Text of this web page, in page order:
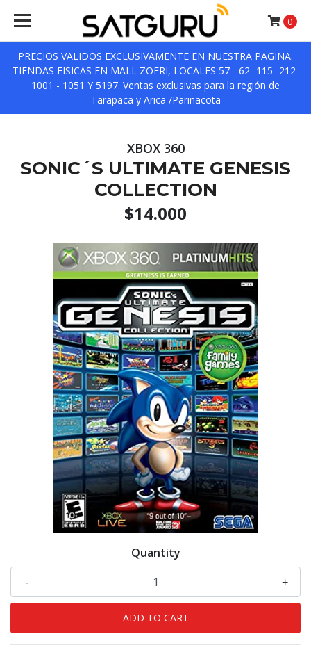
PRECIOS VALIDOS EXCLUSIVAMENTE EN NUESTRA PAGINA.
TIENDAS FISICAS EN MALL ZOFRI, LOCALES 57 - 62- 115- 212-
1001 - 1051 Y 5197. Ventas exclusivas para la región de
Tarapaca y Arica /Parinacota
0
XBOX 360
SONIC´S ULTIMATE GENESIS
COLLECTION
$14.000
Quantity
+
-